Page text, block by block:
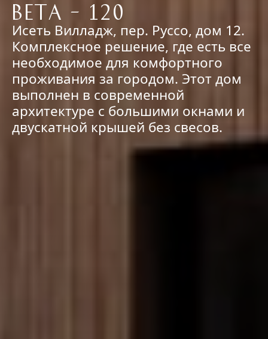
Beta – 120
Исеть Вилладж, пер. Руссо, дом 12.
Комплексное решение, где есть все
необходимое для комфортного
проживания за городом. Этот дом
выполнен в современной
архитектуре с большими окнами и
двускатной крышей без свесов.